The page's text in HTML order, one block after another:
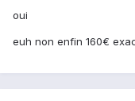
oui
euh non enfin 160€